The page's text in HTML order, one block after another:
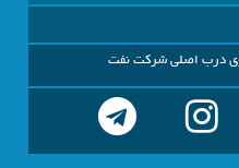
درب اصلی شرکت نفت